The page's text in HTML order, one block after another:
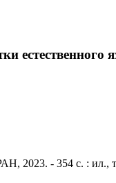
естественного
2023. - 354 с. : ил.,